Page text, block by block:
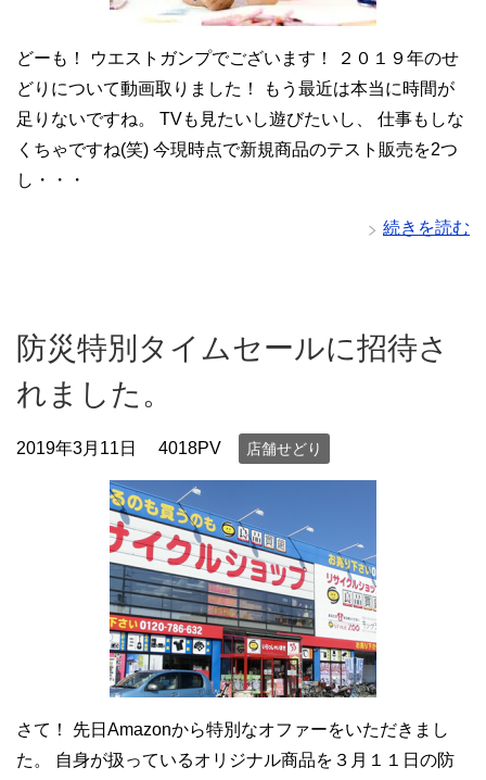
どーも！ ウエストガンプでございます！ ２０１９年のせ
どりについて動画取りました！ もう最近は本当に時間が
足りないですね。 TVも見たいし遊びたいし、 仕事もしな
くちゃですね(笑) 今現時点で新規商品のテスト販売を2つ
し・・・
続きを読む
防災特別タイムセールに招待さ
れました。
2019年3月11日 4018PV 店舗せどり
さて！ 先日Amazonから特別なオファーをいただきまし
た。 自身が扱っているオリジナル商品を３月１１日の防